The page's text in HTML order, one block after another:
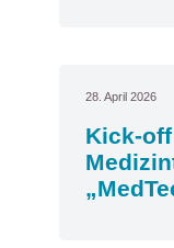
28. April 2026
Kick-